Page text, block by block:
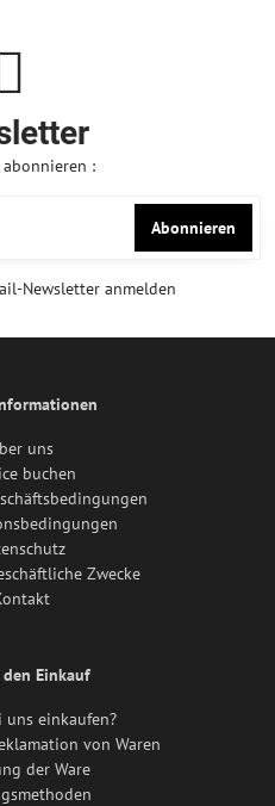
:
Abonnieren
Newsletter anmelden
uns
buchen
Zwecke
Einkauf
uns einkaufen?
von Waren
der Ware